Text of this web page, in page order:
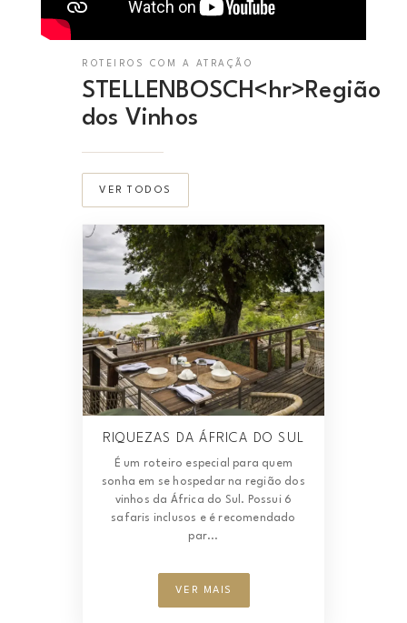
ROTEIROS COM A ATRAÇÃO
STELLENBOSCH<hr>Região
dos Vinhos
VER TODOS
RIQUEZAS DA ÁFRICA DO SUL
É um roteiro especial para quem
sonha em se hospedar na região dos
vinhos da África do Sul. Possui 6
safaris inclusos e é recomendado
par...
VER MAIS